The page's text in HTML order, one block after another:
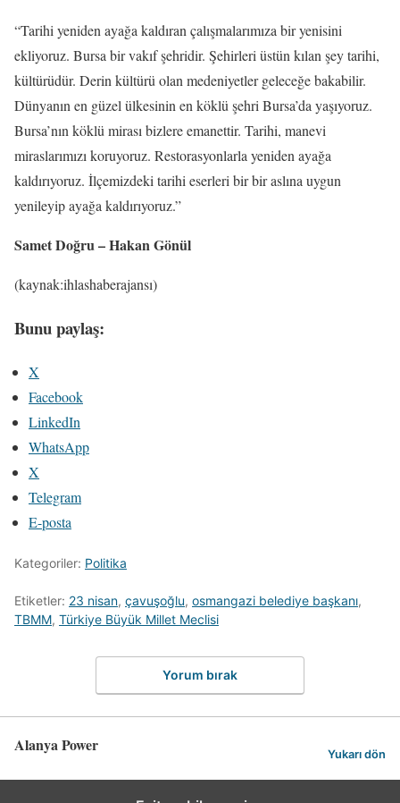
“Tarihi yeniden ayağa kaldıran çalışmalarımıza bir yenisini
ekliyoruz. Bursa bir vakıf şehridir. Şehirleri üstün kılan şey tarihi,
kültürüdür. Derin kültürü olan medeniyetler geleceğe bakabilir.
Dünyanın en güzel ülkesinin en köklü şehri Bursa’da yaşıyoruz.
Bursa’nın köklü mirası bizlere emanettir. Tarihi, manevi
miraslarımızı koruyoruz. Restorasyonlarla yeniden ayağa
kaldırıyoruz. İlçemizdeki tarihi eserleri bir bir aslına uygun
yenileyip ayağa kaldırıyoruz.”
Samet Doğru – Hakan Gönül
(kaynak:ihlashaberajansı)
Bunu paylaş:
X
Facebook
LinkedIn
WhatsApp
X
Telegram
E-posta
Kategoriler: Politika
Etiketler: 23 nisan, çavuşoğlu, osmangazi belediye başkanı,
TBMM, Türkiye Büyük Millet Meclisi
Yorum bırak
Alanya Power Yukarı dön